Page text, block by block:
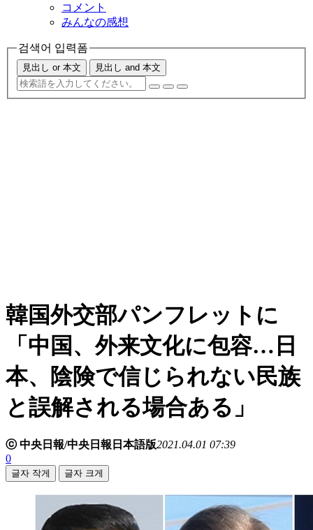
コメント
みんなの感想
검색어 입력폼
見出し or 本文 見出し and 本文
韓国外交部パンフレットに
「中国、外来文化に包容…日
本、陰険で信じられない民族
と誤解される場合ある」
ⓒ 中央日報/中央日報日本語版2021.04.01 07:39
0
글자 작게 글자 크게